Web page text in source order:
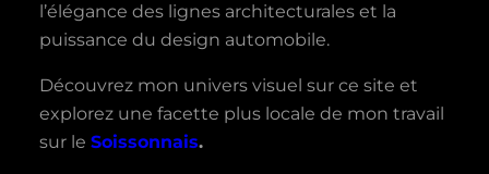
l’élégance des lignes architecturales et la
puissance du design automobile.
Découvrez mon univers visuel sur ce site et
explorez une facette plus locale de mon travail
sur le Soissonnais.